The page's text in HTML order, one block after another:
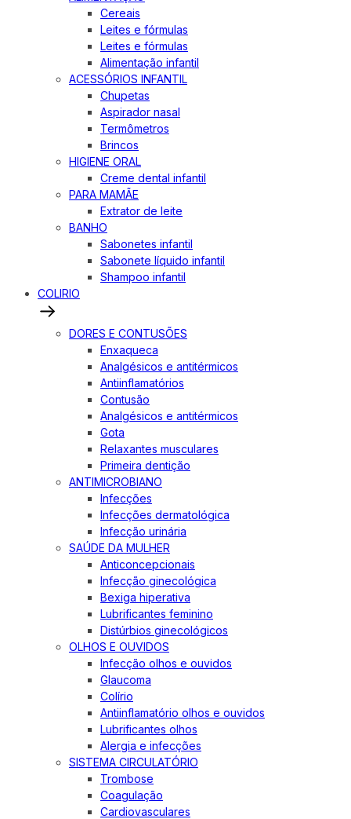
Cereais
Leites e fórmulas
Leites e fórmulas
Alimentação infantil
ACESSÓRIOS INFANTIL
Chupetas
Aspirador nasal
Termômetros
Brincos
HIGIENE ORAL
Creme dental infantil
PARA MAMÃE
Extrator de leite
BANHO
Sabonetes infantil
Sabonete líquido infantil
Shampoo infantil
COLIRIO
DORES E CONTUSÕES
Enxaqueca
Analgésicos e antitérmicos
Antiinflamatórios
Contusão
Analgésicos e antitérmicos
Gota
Relaxantes musculares
Primeira dentição
ANTIMICROBIANO
Infecções
Infecções dermatológica
Infecção urinária
SAÚDE DA MULHER
Anticoncepcionais
Infecção ginecológica
Bexiga hiperativa
Lubrificantes feminino
Distúrbios ginecológicos
OLHOS E OUVIDOS
Infecção olhos e ouvidos
Glaucoma
Colírio
Antiinflamatório olhos e ouvidos
Lubrificantes olhos
Alergia e infecções
SISTEMA CIRCULATÓRIO
Trombose
Coagulação
Cardiovasculares